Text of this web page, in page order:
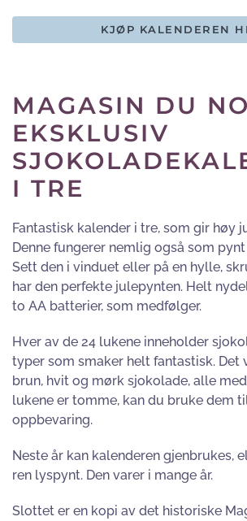
KJØP KALENDEREN
MAGASIN DU
EKSKLUSIV
I TRE
Fantastisk kalender i tre, som gir høy
Denne fungerer nemlig også som
Sett den i vinduet eller på en hylle,
har den perfekte julepynten. Helt
to AA batterier, som medfølger.
Hver av de 24 lukene inneholder
typer som smaker helt fantastisk. Det
brun, hvit og mørk sjokolade, alle
lukene er tomme, kan du bruke dem
oppbevaring.
Neste år kan kalenderen gjenbrukes,
ren lyspynt. Den varer i mange år.
Slottet er en kopi av det historiske